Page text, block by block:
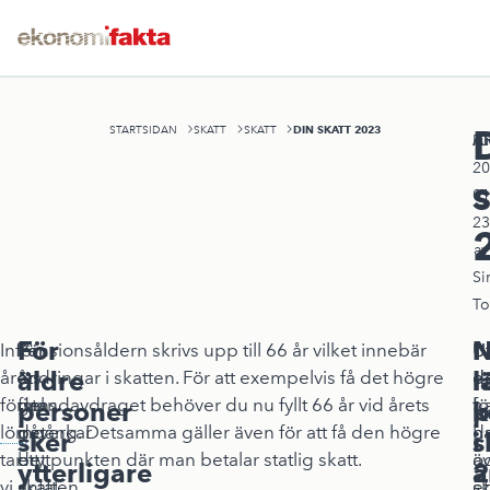
STARTSIDAN SKATT SKATT DIN SKATT 2023
23
av
Inför
årets
första
lön
tar
I
år
finns
det
ett
För
en
del
påverkar
det
För
äldre
personer
sker
ytterligare
Pensionsåldern skrivs upp till 66 år vilket innebär
ändringar i skatten. För att exempelvis få det högre
grundavdraget behöver du nu fyllt 66 år vid årets
ingång. Detsamma gäller även för att få den högre
brytpunkten där man betalar statlig skatt.
i